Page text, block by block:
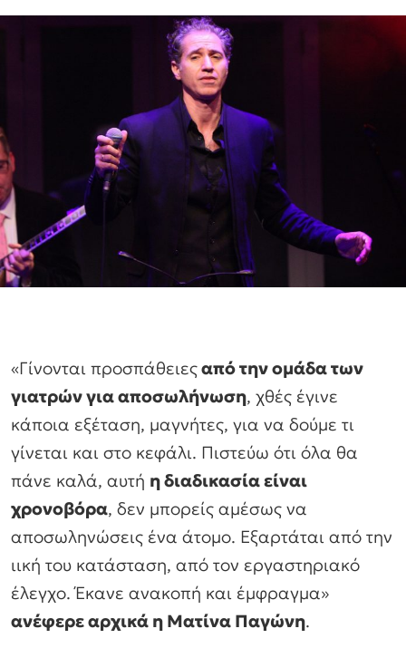
«Γίνονται προσπάθειεςαπό την ομάδα των
γιατρών για αποσωλήνωση, χθές έγινε
κάποια εξέταση, μαγνήτες, για να δούμε τι
γίνεται και στο κεφάλι. Πιστεύω ότι όλα θα
πάνε καλά, αυτή η διαδικασία είναι
χρονοβόρα, δεν μπορείς αμέσως να
αποσωληνώσεις ένα άτομο. Εξαρτάται από την
ιική του κατάσταση, από τον εργαστηριακό
έλεγχο. Έκανε ανακοπή και έμφραγμα»
ανέφερε αρχικά η Ματίνα Παγώνη.